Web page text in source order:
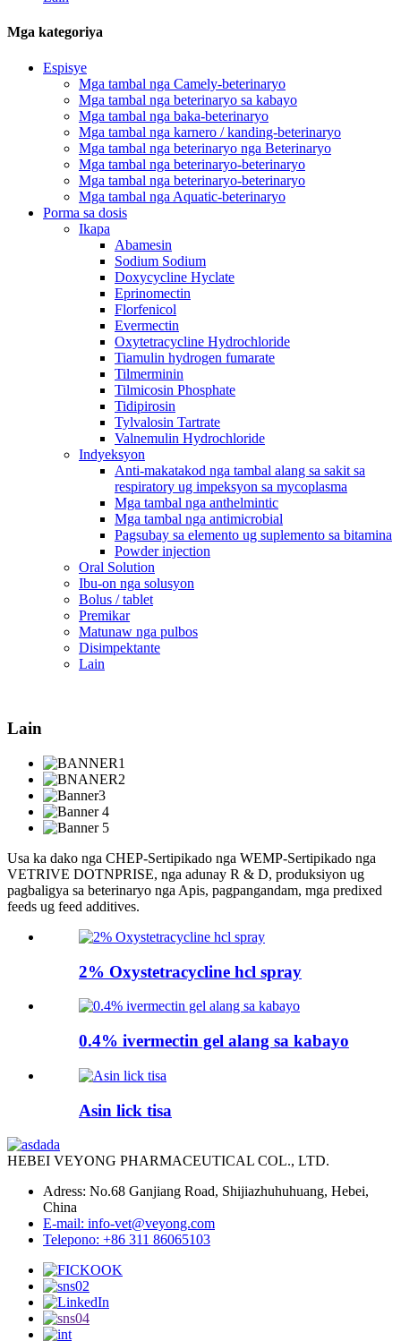
Mga kategoriya
Espisye
Mga tambal nga Camely-beterinaryo
Mga tambal nga beterinaryo sa kabayo
Mga tambal nga baka-beterinaryo
Mga tambal nga karnero / kanding-beterinaryo
Mga tambal nga beterinaryo nga Beterinaryo
Mga tambal nga beterinaryo-beterinaryo
Mga tambal nga beterinaryo-beterinaryo
Mga tambal nga Aquatic-beterinaryo
Porma sa dosis
Ikapa
Abamesin
Sodium Sodium
Doxycycline Hyclate
Eprinomectin
Florfenicol
Evermectin
Oxytetracycline Hydrochloride
Tiamulin hydrogen fumarate
Tilmerminin
Tilmicosin Phosphate
Tidipirosin
Tylvalosin Tartrate
Valnemulin Hydrochloride
Indyeksyon
Anti-makatakod nga tambal alang sa sakit sa
respiratory ug impeksyon sa mycoplasma
Mga tambal nga anthelmintic
Mga tambal nga antimicrobial
Pagsubay sa elemento ug suplemento sa bitamina
Powder injection
Oral Solution
Ibu-on nga solusyon
Bolus / tablet
Premikar
Matunaw nga pulbos
Disimpektante
Lain
Lain
Usa ka dako nga CHEP-Sertipikado nga WEMP-Sertipikado nga
VETRIVE DOTNPRISE, nga adunay R & D, produksiyon ug
pagbaligya sa beterinaryo nga Apis, pagpangandam, mga predixed
feeds ug feed additives.
2% Oxystetracycline hcl spray
0.4% ivermectin gel alang sa kabayo
Asin lick tisa
HEBEI VEYONG PHARMACEUTICAL COL., LTD.
Adress: No.68 Ganjiang Road, Shijiazhuhuhuang, Hebei,
China
E-mail: info-vet@veyong.com
Telepono: +86 311 86065103